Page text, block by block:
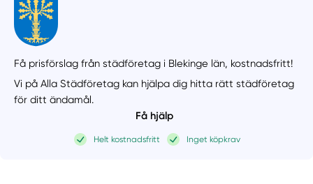
Få prisförslag från städföretag i Blekinge län, kostnadsfritt!
Vi på Alla Städföretag kan hjälpa dig hitta rätt städföretag
för ditt ändamål.
Få hjälp
Helt kostnadsfritt Inget köpkrav